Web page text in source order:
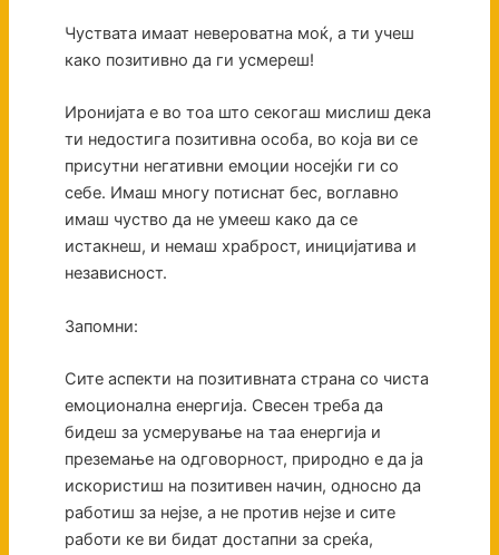
Чуствата имаат невероватна моќ, а ти учеш
како позитивно да ги усмереш!
Иронијата е во тоа што секогаш мислиш дека
ти недостига позитивна особа, во која ви се
присутни негативни емоции носејќи ги со
себе. Имаш многу потиснат бес, воглавно
имаш чуство да не умееш како да се
истакнеш, и немаш храброст, иницијатива и
независност.
Запомни:
Сите аспекти на позитивната страна со чиста
емоционална енергија. Свесен треба да
бидеш за усмерување на таа енергија и
преземање на одговорност, природно е да ја
искористиш на позитивен начин, односно да
работиш за нејзе, а не против нејзе и сите
работи ке ви бидат достапни за среќа,